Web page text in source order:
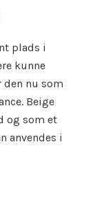
plads i
kunne
den nu som
Beige
og som et
anvendes i